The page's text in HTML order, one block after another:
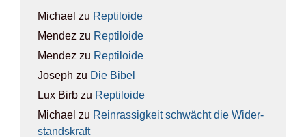
Michael zu Rep­ti­lo­ide
Mendez zu Rep­ti­lo­ide
Mendez zu Rep­ti­lo­ide
Joseph zu Die Bibel
Lux Birb zu Rep­ti­lo­ide
Michael zu Rein­ras­sig­keit schwächt die Wider­
stands­kraft